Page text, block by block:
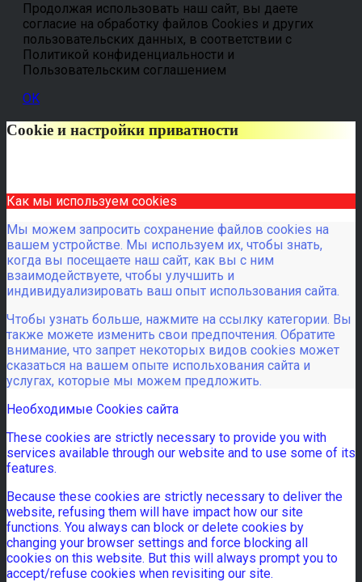
Продолжая использовать наш сайт, вы даете
согласие на обработку файлов Cookies и других
пользовательских данных, в соответствии с
Политикой конфиденциальности и
Пользовательским соглашением
OK
Cookie и настройки приватности
Как мы используем cookies
Мы можем запросить сохранение файлов cookies на
вашем устройстве. Мы используем их, чтобы знать,
когда вы посещаете наш сайт, как вы с ним
взаимодействуете, чтобы улучшить и
индивидуализировать ваш опыт использования сайта.
Чтобы узнать больше, нажмите на ссылку категории. Вы
также можете изменить свои предпочтения. Обратите
внимание, что запрет некоторых видов cookies может
сказаться на вашем опыте испольхования сайта и
услугах, которые мы можем предложить.
Необходимые Cookies сайта
These cookies are strictly necessary to provide you with
services available through our website and to use some of its
features.
Because these cookies are strictly necessary to deliver the
website, refusing them will have impact how our site
functions. You always can block or delete cookies by
changing your browser settings and force blocking all
cookies on this website. But this will always prompt you to
accept/refuse cookies when revisiting our site.